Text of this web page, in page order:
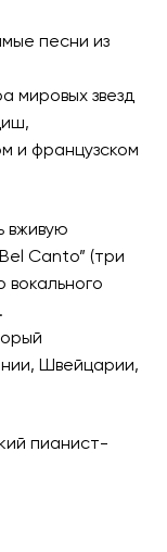
песни из
мировых звезд
и французском
вживую
Canto” (три
вокального
Швейцарии,
пианист-